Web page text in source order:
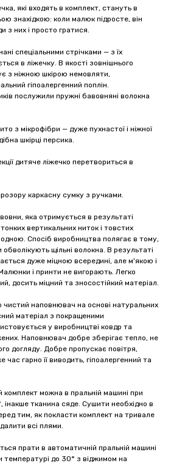
які входять в комплект, стануть в
знахідкою: коли малюк підросте, він
з них і просто гратися.
спеціальними стрічками — з їх
в ліжечку. В якості зовнішнього
з ніжною шкірою немовляти,
гіпоалергенний поплін.
послужили пружні бавовняні волокна
з мікрофібри — дуже пухнастої і ніжної
шкірці персика.
дитяче ліжечко перетвориться в
каркасну сумку з ручками.
яка отримується в результаті
вертикальних ниток і товстих
Спосіб виробництва полягає в тому,
обволікують щільні волокна. В результаті
дуже міцною всередині, але м'якою і
і принти не вигорають. Легко
досить міцний та зносостійкий матеріал.
наповнювач на основі натуральних
матеріал з покращеними
у виробництві ковдр та
Наповнювач добре зберігає тепло, не
догляду. Добре пропускає повітря,
час гарно її виводить, гіпоалергенний та
комплект можна в пральній машині при
інакше тканина сяде. Сушити необхідно в
тим, як покласти комплект на тривале
всі плями.
прати в автоматичній пральній машині
температурі до 30° з віджимом на